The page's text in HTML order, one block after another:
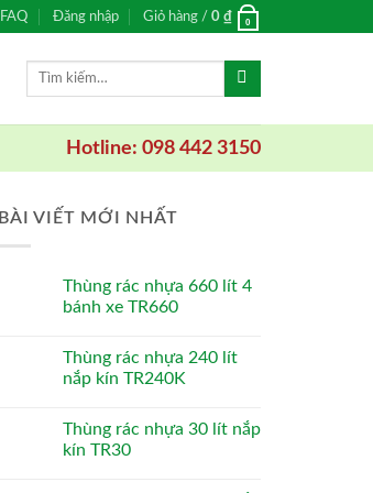
FAQ Đăng nhập Giỏ hàng / 0 ₫ 0
Tìm
Hotline: 098 442 3150
BÀI VIẾT MỚI NHẤT
Thùng rác nhựa 660 lít 4
bánh xe TR660
Thùng rác nhựa 240 lít
nắp kín TR240K
Thùng rác nhựa 30 lít nắp
kín TR30